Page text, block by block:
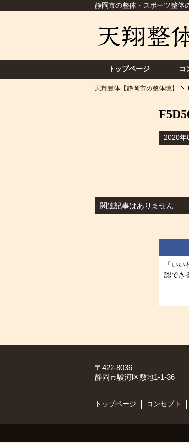
静岡市の整体・スポーツ整体
トップページ コ
天翔整体【静岡市の整体院】
2020年
関連記事はありません
「い
認でき
〒422-8036
静岡市駿河区敷地1-1-36
トップページ コンセプト